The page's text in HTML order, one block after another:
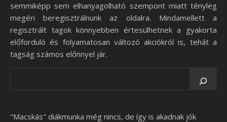
semmiképp sem elhanyagolható szempont miatt tényleg
megéri beregisztrálnunk az oldalra. Mindamellett a
regisztrált tagok könnyebben értesülhetnek a gyakorta
előforduló és folyamatosan változó akciókról is, tehát a
tagság számos előnnyel jár.
"Macskás" diákmunka még nincs, de így is akadnak jók